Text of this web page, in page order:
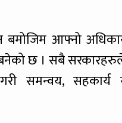
आफ्नो
बनेको छ । सबै
समन्वय, सहकार्य